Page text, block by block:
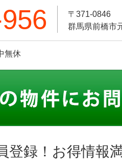
〒371-0846
群馬県前橋市
無休
録！お得情報